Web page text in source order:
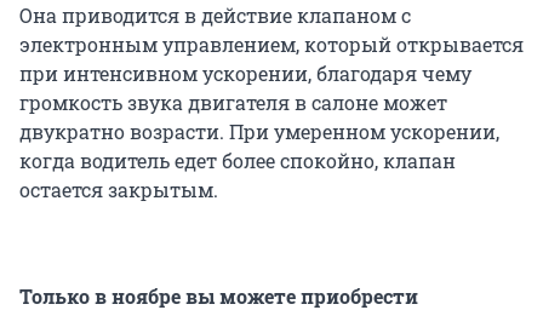
Она приводится в действие клапаном с
электронным управлением, который открывается
при интенсивном ускорении, благодаря чему
громкость звука двигателя в салоне может
двукратно возрасти. При умеренном ускорении,
когда водитель едет более спокойно, клапан
остается закрытым.
Только в ноябре вы можете приобрести